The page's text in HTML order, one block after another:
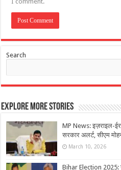
Search
Explore More Stories
MP News: इज़राइल-
सरकार अलर्ट, सीएम
March 10, 2026
Bihar Election 2025: